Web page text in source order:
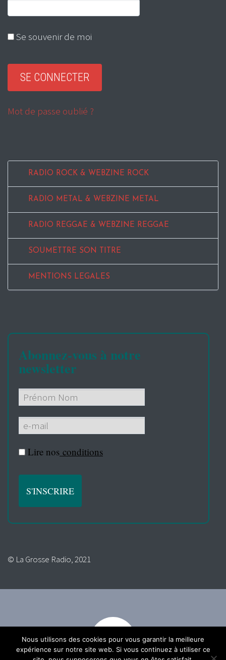
Se souvenir de moi
Mot de passe oublié ?
RADIO ROCK & WEBZINE ROCK
RADIO METAL & WEBZINE METAL
RADIO REGGAE & WEBZINE REGGAE
SOUMETTRE SON TITRE
MENTIONS LEGALES
Abonnez-vous à notre
newsletter
Lire nos conditions
© La Grosse Radio, 2021
Nous utilisons des cookies pour vous garantir la meilleure
expérience sur notre site web. Si vous continuez à utiliser ce